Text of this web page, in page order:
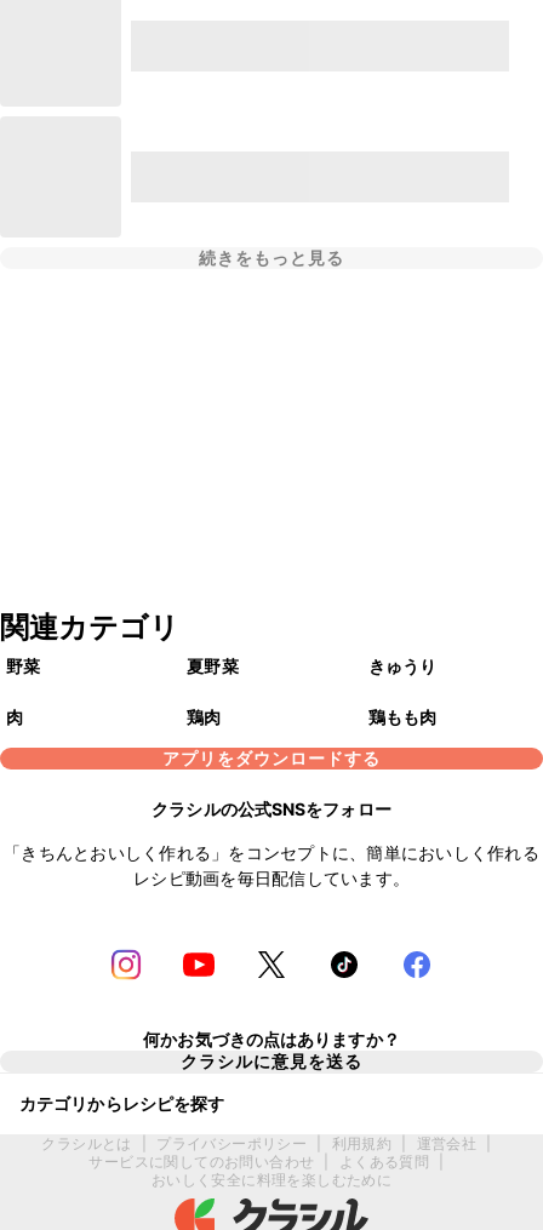
続きをもっと見る
関連カテゴリ
野菜 夏野菜 きゅうり
肉 鶏肉
鶏もも肉
アプリをダウンロードする
クラシルの公式SNSをフォロー
「きちんとおいしく作れる」をコンセプトに、簡単においしく作れる
レシピ動画を毎日配信しています。
何かお気づきの点はありますか？
クラシルに意見を送る
カテゴリからレシピを探す
クラシルとは プライバシーポリシー 利用規約 運営会社
サービスに関してのお問い合わせ
よくある質問
おいしく安全に料理を楽しむために